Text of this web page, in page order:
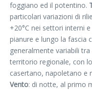
foggiano ed il potentino.
particolari variazioni di
+20°C nei settori interni
pianure e lungo la fascia
generalmente variabili
territorio regionale, con
casertano, napoletano e
Vento: di notte, al primo